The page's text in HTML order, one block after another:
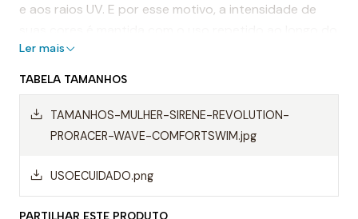
e aos raios UV. E por esse motivo, a intensidade de
tempo.
É considerado um dos fatos de banho mais
resistentes do mundo.
Destaques:
- Costuras reforçadas
-Alças finas
Ler mais
TABELA TAMANHOS
TAMANHOS-MULHER-SIRENE-REVOLUTION-
PRORACER-WAVE-COMFORTSWIM.jpg
USOECUIDADO.png
PARTILHAR ESTE PRODUTO